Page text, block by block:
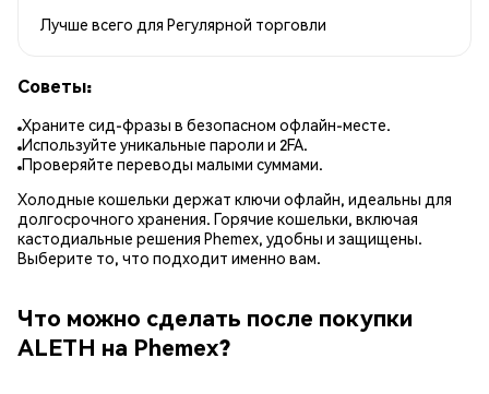
Лучше всего для Регулярной торговли
Советы:
Храните сид-фразы в безопасном офлайн-месте.
Используйте уникальные пароли и 2FA.
Проверяйте переводы малыми суммами.
Холодные кошельки держат ключи офлайн, идеальны для
долгосрочного хранения. Горячие кошельки, включая
кастодиальные решения Phemex, удобны и защищены.
Выберите то, что подходит именно вам.
Что можно сделать после покупки
ALETH на Phemex?